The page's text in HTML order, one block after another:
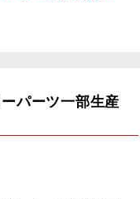
パーツ一部生産